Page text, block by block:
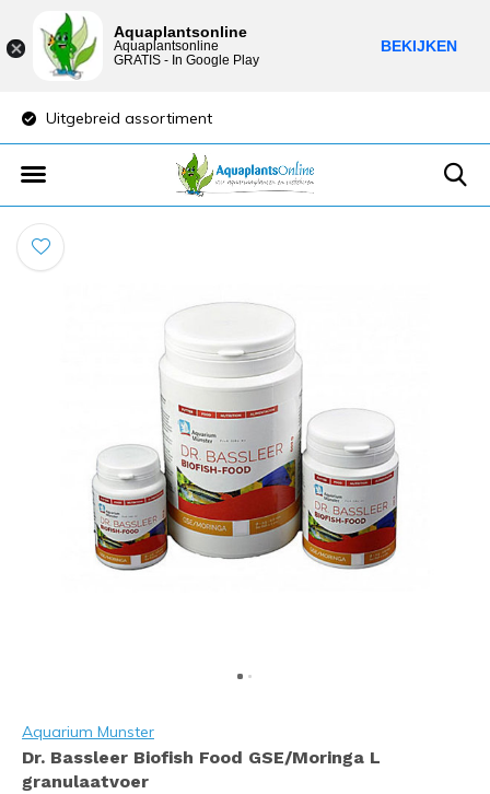
Uitgebreid assortiment
Aquarium Munster
Dr. Bassleer Biofish Food GSE/Moringa L
granulaatvoer
Aquaplantsonline
Aquaplantsonline
GRATIS - In Google Play
BEKIJKEN